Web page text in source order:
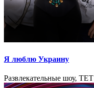
Я люблю Украину
Развлекательные шоу, TET